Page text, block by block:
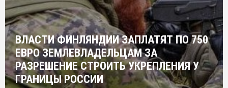
ВЛАСТИ ФИНЛЯНДИИ ЗАПЛАТЯТ ПО 750
ЕВРО ЗЕМЛЕВЛАДЕЛЬЦАМ ЗА
РАЗРЕШЕНИЕ СТРОИТЬ УКРЕПЛЕНИЯ У
ГРАНИЦЫ РОССИИ